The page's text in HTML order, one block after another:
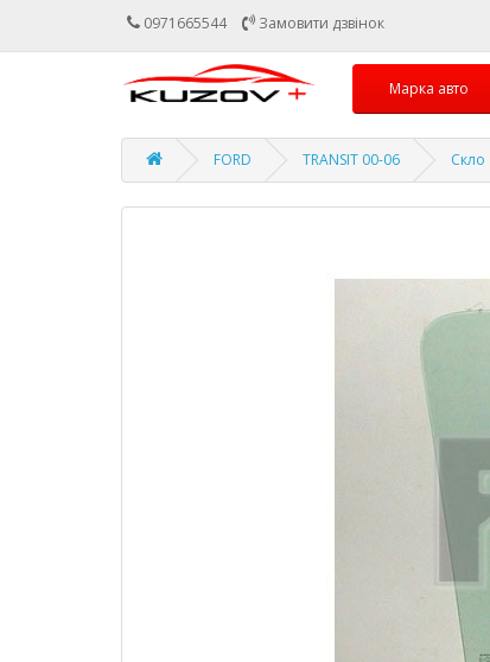
0971665544 Замовити дзвінок
Марка авто
FORD TRANSIT 00-06 Скло